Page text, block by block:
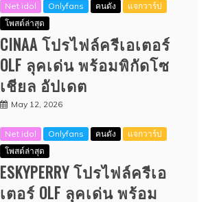
Net idol Onlyfans คนดัง
แจกวาร์ป
โพสต์ล่าสุด
CINAA โปรไฟล์ครีเอเตอร์
OLF ลุคเด่น พร้อมพิกัดโซ
เชียล อัปเดต
May 12, 2026
Net idol Onlyfans คนดัง
แจกวาร์ป
โพสต์ล่าสุด
ESKYPERRY โปรไฟล์ครีเอ
เตอร์ OLF ลุคเด่น พร้อม